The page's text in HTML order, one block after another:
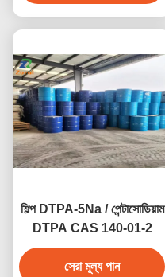
শিল্প DTPA-5Na / পেন্টাসোডিয়াম
DTPA CAS 140-01-2
সেরা মূল্য পান